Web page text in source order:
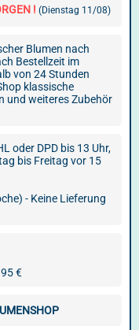
! (Dienstag 11/08)
Blumen nach
Bestellzeit im
von 24 Stunden
klassische
und weiteres Zubehör
oder DPD bis 13 Uhr,
bis Freitag vor 15
- Keine Lieferung
€